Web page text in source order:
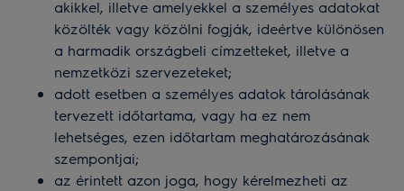
akikkel, illetve amelyekkel a személyes adatokat
közölték vagy közölni fogják, ideértve különösen
a harmadik országbeli címzetteket, illetve a
nemzetközi szervezeteket;
adott esetben a személyes adatok tárolásának
tervezett időtartama, vagy ha ez nem
lehetséges, ezen időtartam meghatározásának
szempontjai;
az érintett azon joga, hogy kérelmezheti az